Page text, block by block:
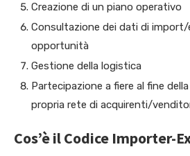
Creazione di un piano operativo
Consultazione dei dati di
opportunità
Gestione della logistica
Partecipazione a fiere al fine
propria rete di acquirenti/
Cos’è il Codice Importer-